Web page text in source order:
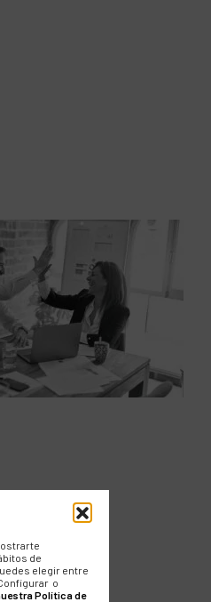
de
elegir entre
o
Política de